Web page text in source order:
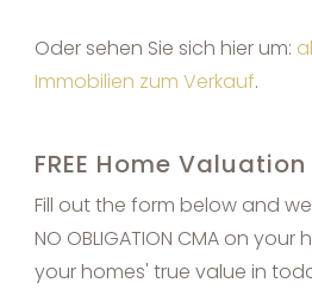
Oder sehen Sie sich hier um:
Immobilien zum Verkauf.
FREE Home Valuation
Fill out the form below and we
NO OBLIGATION CMA on
your homes' true value in